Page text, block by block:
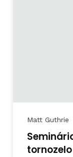
Matt Guthrie